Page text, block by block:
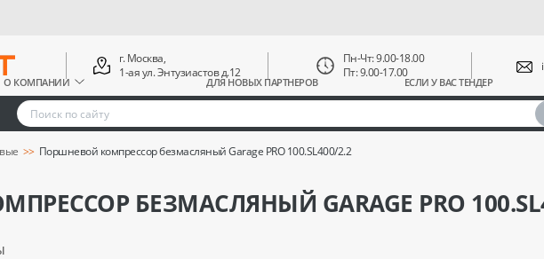
О КОМПАНИИ ДЛЯ НОВЫХ ПАРТНЕРОВ ЕСЛИ У ВАС ТЕНДЕР
г. Москва,
1-ая ул. Энтузиастов д.12
Пн-Чт: 9.00-18.00
Пт: 9.00-17.00
Поршневой компрессор безмасляный Garage PRO 100.SL400/2.2
БЕЗМАСЛЯНЫЙ GARAGE PRO